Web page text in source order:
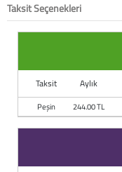
Taksit Seçenekleri
Taksit Aylık
Peşin 244.00 TL